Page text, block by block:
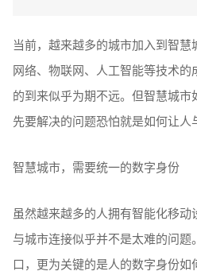
当前，越来越多的城市加入到智
网络、物联网、人工智能等技术
的到来似乎为期不远。但智慧城市
先要解决的问题恐怕就是如何让人
智慧城市，需要统一的数字身份
虽然越来越多的人拥有智能化移
与城市连接似乎并不是太难的问题
口，更为关键的是人的数字身份